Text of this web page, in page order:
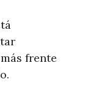
frente